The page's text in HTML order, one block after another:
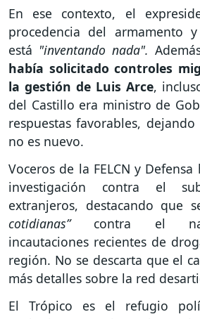
En ese contexto, el
procedencia del armamento
está "inventando nada".
había solicitado controles
la gestión de Luis Arce,
del Castillo era ministro de
respuestas favorables,
no es nuevo.
Voceros de la FELCN y
investigación contra el
extranjeros, destacando que
cotidianas” contra el
incautaciones recientes de
región. No se descarta que el
más detalles sobre la red
El Trópico es el refugio